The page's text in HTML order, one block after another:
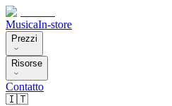
MusicaIn-store
Prezzi
Risorse
Contatto
🇮🇹